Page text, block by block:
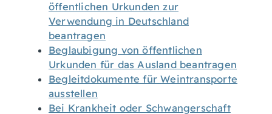
öffentlichen Urkunden zur
Verwendung in Deutschland
beantragen
Beglaubigung von öffentlichen
Urkunden für das Ausland beantragen
Begleitdokumente für Weintransporte
ausstellen
Bei Krankheit oder Schwangerschaft